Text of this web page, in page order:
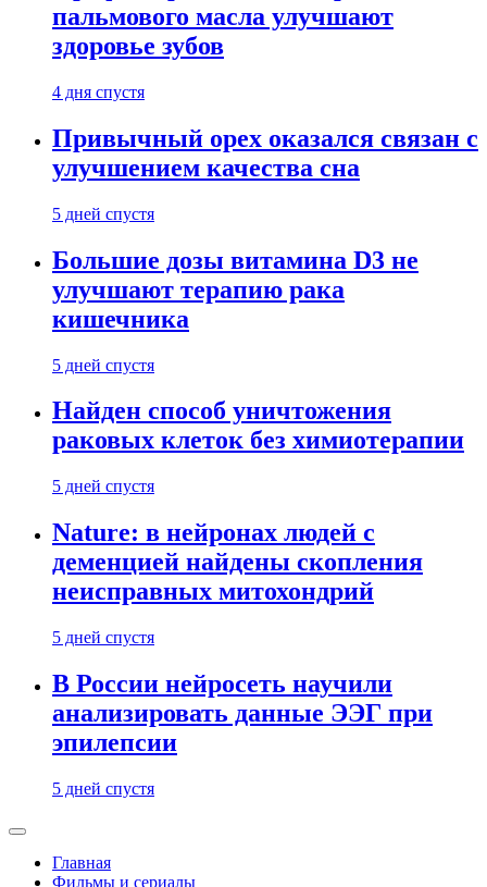
пальмового масла улучшают
здоровье зубов
4 дня спустя
Привычный орех оказался связан с
улучшением качества сна
5 дней спустя
Большие дозы витамина D3 не
улучшают терапию рака
кишечника
5 дней спустя
Найден способ уничтожения
раковых клеток без химиотерапии
5 дней спустя
Nature: в нейронах людей с
деменцией найдены скопления
неисправных митохондрий
5 дней спустя
В России нейросеть научили
анализировать данные ЭЭГ при
эпилепсии
5 дней спустя
Главная
Фильмы и сериалы